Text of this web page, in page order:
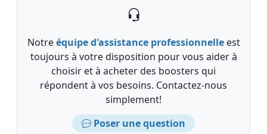
Notreéquipe d'assistance professionnelleest
toujours à votre disposition pour vous aider à
choisir et à acheter des boosters qui
répondent à vos besoins. Contactez-nous
simplement!
Poser une question